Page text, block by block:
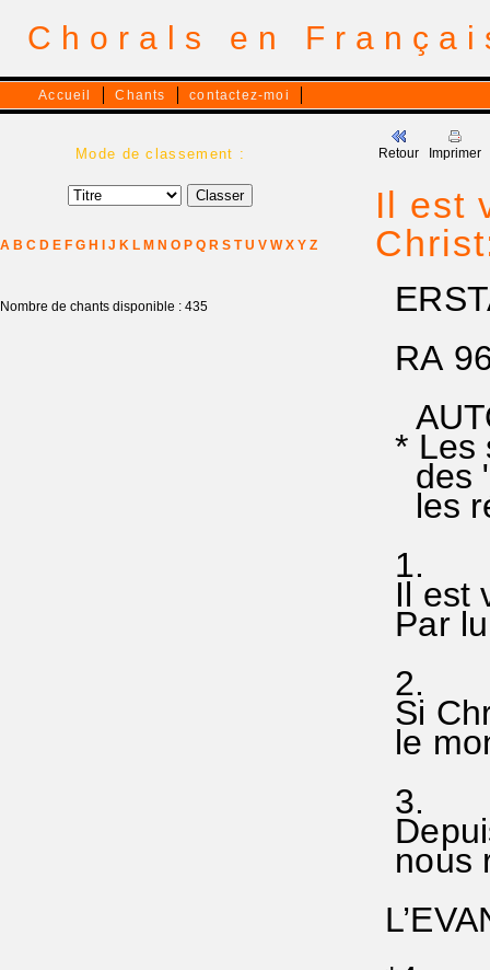
Chorals en
Accueil Chants contactez-moi
Mode de classement :
A B C D E F G H J K L M N O P Q R S T U V W X Y Z
Nombre de chants disponible : 435
Retour Imprimer
Il est
RA
* Les
des
les
1.
Il est
Par
2.
Si
le
3.
nous